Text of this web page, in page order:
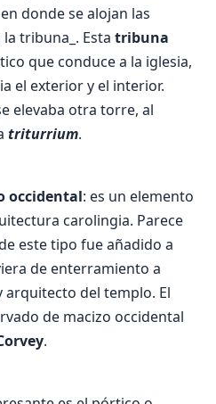
donde se alojan las
tribuna_. Esta tribuna
que conduce a la iglesia,
el exterior y el interior.
elevaba otra torre, al
triturrium.
occidental: es un elemento
carolingia. Parece
este tipo fue añadido a
de enterramiento a
del templo. El
de macizo occidental
.